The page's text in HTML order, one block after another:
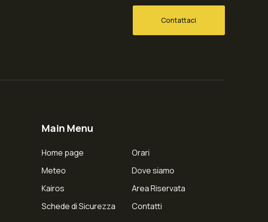
Contattaci
Main Menu
Home page
Meteo
Kairos
Schede di Sicurezza
Orari
Dove siamo
Area Riservata
Contatti